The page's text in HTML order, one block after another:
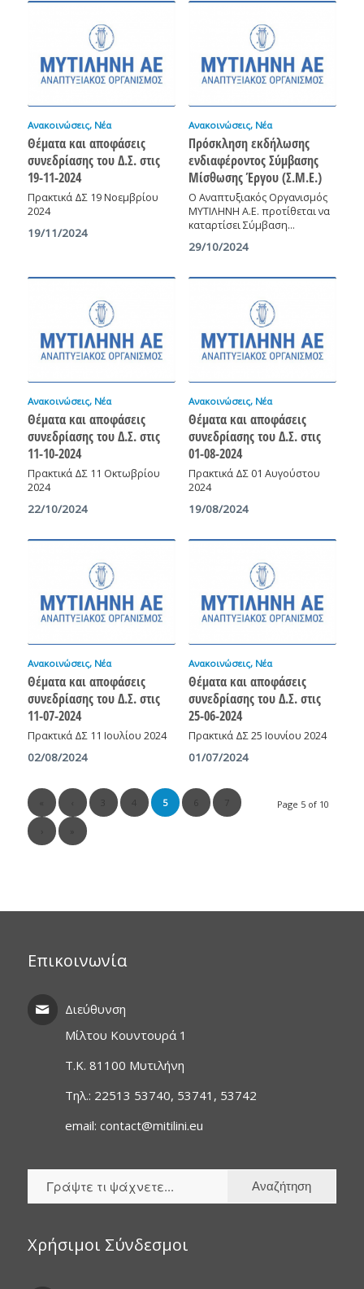
Ανακοινώσεις, Νέα
Θέματα και αποφάσεις
συνεδρίασης του Δ.Σ. στις
19-11-2024
Πρακτικά ΔΣ 19 Νοεμβρίου
2024
19/11/2024
Ανακοινώσεις, Νέα
Πρόσκληση εκδήλωσης
ενδιαφέροντος Σύμβασης
Μίσθωσης Έργου (Σ.Μ.Ε.)
Ο Αναπτυξιακός Οργανισμός
ΜΥΤΙΛΗΝΗ Α.Ε. προτίθεται να
καταρτίσει Σύμβαση…
29/10/2024
Ανακοινώσεις, Νέα
Θέματα και αποφάσεις
συνεδρίασης του Δ.Σ. στις
11-10-2024
Πρακτικά ΔΣ 11 Οκτωβρίου
2024
22/10/2024
Ανακοινώσεις, Νέα
Θέματα και αποφάσεις
συνεδρίασης του Δ.Σ. στις
01-08-2024
Πρακτικά ΔΣ 01 Αυγούστου
2024
19/08/2024
Ανακοινώσεις, Νέα
Θέματα και αποφάσεις
συνεδρίασης του Δ.Σ. στις
11-07-2024
Πρακτικά ΔΣ 11 Ιουλίου 2024
02/08/2024
Ανακοινώσεις, Νέα
Θέματα και αποφάσεις
συνεδρίασης του Δ.Σ. στις
25-06-2024
Πρακτικά ΔΣ 25 Ιουνίου 2024
01/07/2024
Page 5 of 10
3 4 5 6 7
Επικοινωνία
Διεύθυνση
Μίλτου Κουντουρά 1
T.K. 81100 Μυτιλήνη
Τηλ.: 22513 53740, 53741, 53742
email: contact@mitilini.eu
Χρήσιμοι Σύνδεσμοι